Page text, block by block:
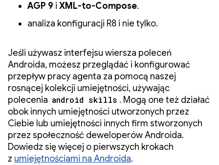
AGP 9 i XML-to-Compose.
analiza konfiguracji R8 i nie tylko.
Jeśli używasz interfejsu wiersza poleceń
Androida, możesz przeglądać i konfigurować
przepływ pracy agenta za pomocą naszej
rosnącej kolekcji umiejętności, używając
polecenia android skills . Mogą one też działać
obok innych umiejętności utworzonych przez
Ciebie lub umiejętności innych firm stworzonych
przez społeczność deweloperów Androida.
Dowiedz się więcej o pierwszych krokach
z umiejętnościami na Androida.